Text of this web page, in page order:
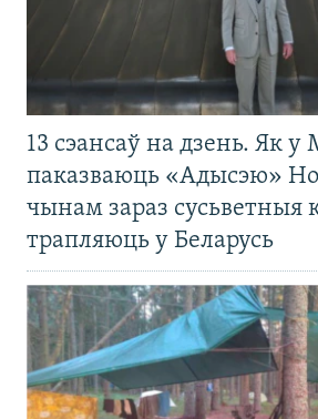
13 сэансаў на дзень. Як у
паказваюць «Адысэю»
чынам зараз сусьветныя
трапляюць у Беларусь